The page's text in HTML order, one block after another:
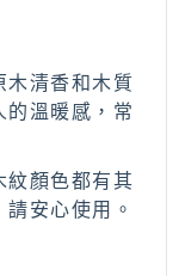
木清香和木質
的溫暖感，常
紋顏色都有其
請安心使用。